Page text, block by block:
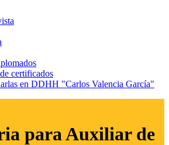
certificados
en DDHH "Carlos Valencia García"
para Auxiliar de